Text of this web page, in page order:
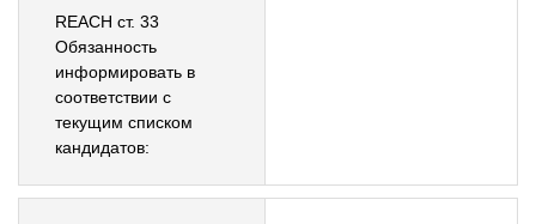
REACH ст. 33
Обязанность
информировать в
соответствии с
текущим списком
кандидатов: